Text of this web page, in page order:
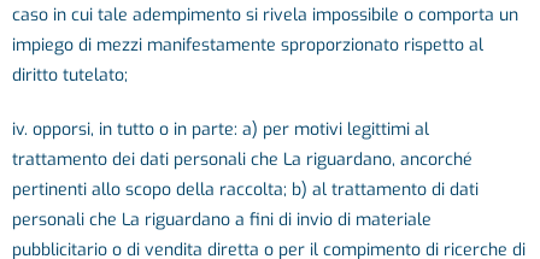
caso in cui tale adempimento si rivela impossibile o comporta un
impiego di mezzi manifestamente sproporzionato rispetto al
diritto tutelato;
iv. opporsi, in tutto o in parte: a) per motivi legittimi al
trattamento dei dati personali che La riguardano, ancorché
pertinenti allo scopo della raccolta; b) al trattamento di dati
personali che La riguardano a fini di invio di materiale
pubblicitario o di vendita diretta o per il compimento di ricerche di